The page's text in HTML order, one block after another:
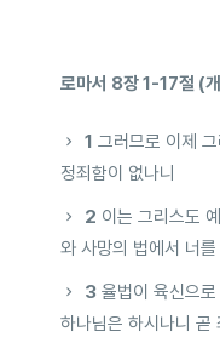
로마서 8장 1-17절 (
1 그러므로 이제
정죄함이 없나니
2 이는 그리스도
와 사망의 법에서 너
3율법이 육신으로
하나님은 하시나니 곧